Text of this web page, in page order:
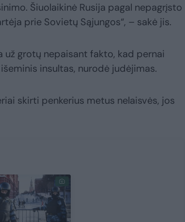
Šiuolaikinė Rusija pagal nepagrįsto
prie Sovietų Sąjungos“, – sakė jis.
už grotų nepaisant fakto, kad pernai
insultas, nurodė judėjimas.
skirti penkerius metus nelaisvės, jos